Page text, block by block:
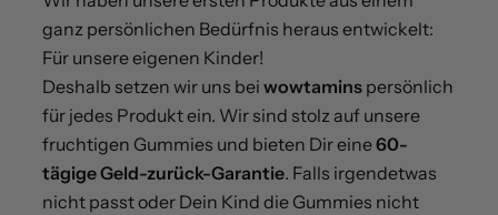
ganz persönlichen Bedürfnis heraus entwickelt:
Für unsere eigenen Kinder!
Deshalb setzen wir uns bei wowtamins persönlich
für jedes Produkt ein. Wir sind stolz auf unsere
fruchtigen Gummies und bieten Dir eine60-
tägige Geld-zurück-Garantie. Falls irgendetwas
nicht passt oder Dein Kind die Gummies nicht